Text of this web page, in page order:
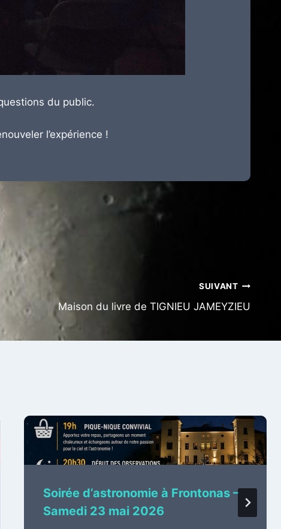
du public.
l’expérience !
SUIVANT
Maison du livre de TIGNIEU JAMEYZIEU
Soirée d’astronomie à Frontonas –
Samedi 23 mai 2026